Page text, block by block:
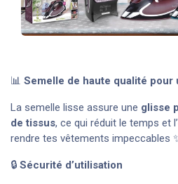
📊 Semelle de haute qualité pour
La semelle lisse assure une glisse
de tissus, ce qui réduit le temps et
rendre tes vêtements impeccables
🔒 Sécurité d’utilisation